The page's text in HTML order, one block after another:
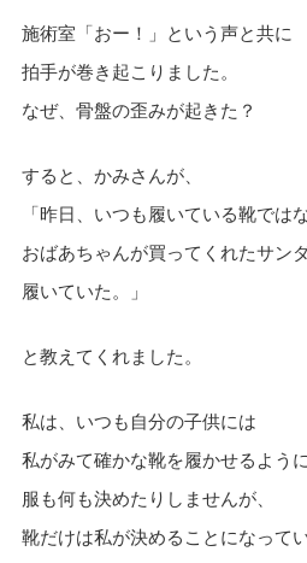
施術室「おー！」という声と共に
拍手が巻き起こりました。
なぜ、骨盤の歪みが起きた？
すると、かみさんが、
「昨日、いつも履いている靴では
おばあちゃんが買ってくれたサン
履いていた。」
と教えてくれました。
私は、いつも自分の子供には
私がみて確かな靴を履かせるよう
服も何も決めたりしませんが、
靴だけは私が決めることになってい